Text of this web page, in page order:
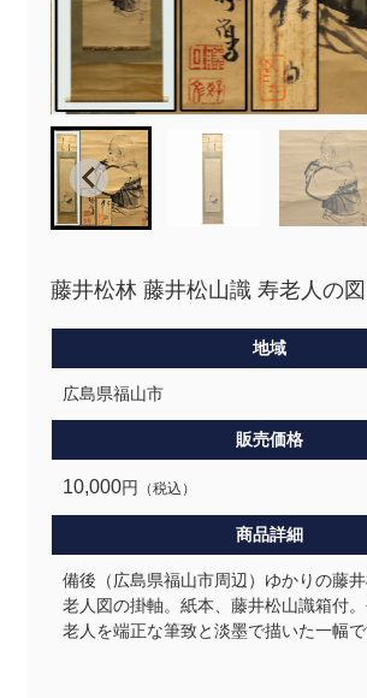
藤井松林 藤井松山識 寿老人の
地域
広島県福山市
販売価格
10,000円 （税込）
商品詳細
備後（広島県福山市周辺）ゆかりの藤
老人図の掛軸。紙本、藤井松山識箱付
老人を端正な筆致と淡墨で描いた一幅で